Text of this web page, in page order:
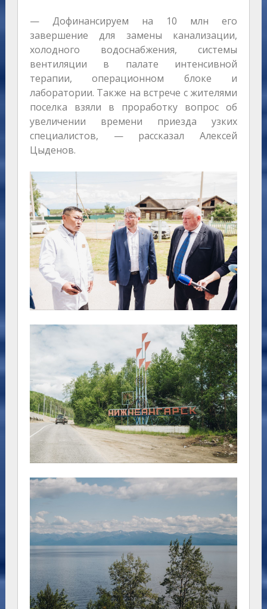
— Дофинансируем на 10 млн его
завершение для замены канализации,
холодного водоснабжения, системы
вентиляции в палате интенсивной
терапии, операционном блоке и
лаборатории. Также на встрече с жителями
поселка взяли в проработку вопрос об
увеличении времени приезда узких
специалистов, — рассказал Алексей
Цыденов.